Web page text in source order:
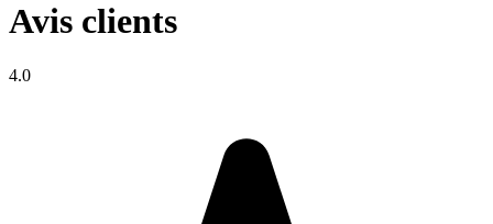
Avis clients
4.0